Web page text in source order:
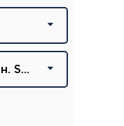
Ночлег и полный пансион. Superior Room.